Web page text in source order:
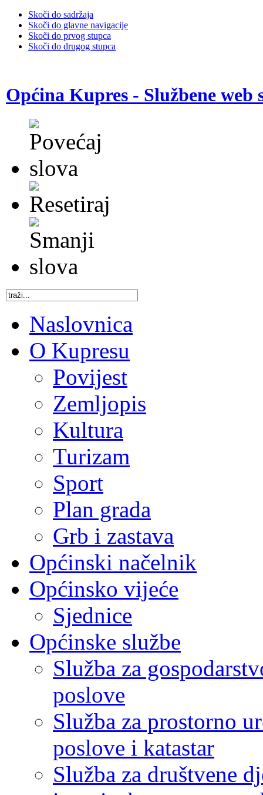
Skoči do sadržaja
Skoči do glavne navigacije
Skoči do prvog stupca
Skoči do drugog stupca
Općina Kupres - Službene web
Naslovnica
O Kupresu
Povijest
Zemljopis
Kultura
Turizam
Sport
Plan grada
Grb i zastava
Općinski načelnik
Općinsko vijeće
Sjednice
Općinske službe
Služba za
poslove
Služba za prostorno
poslove i katastar
Služba za društvene